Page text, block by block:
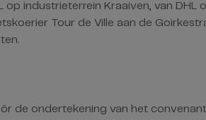
op industrieterrein Kraaiven, van DHL
Tour de Ville aan de
de ondertekening van het